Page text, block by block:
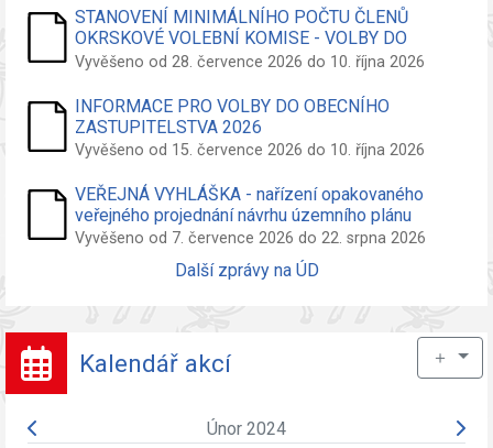
STANOVENÍ MINIMÁLNÍHO POČTU ČLENŮ
OKRSKOVÉ VOLEBNÍ KOMISE - VOLBY DO
ZASTUPITELSTVA OBCE
Vyvěšeno od 28. července 2026 do 10. října 2026
INFORMACE PRO VOLBY DO OBECNÍHO
ZASTUPITELSTVA 2026
Vyvěšeno od 15. července 2026 do 10. října 2026
VEŘEJNÁ VYHLÁŠKA - nařízení opakovaného
veřejného projednání návrhu územního plánu
Vyvěšeno od 7. července 2026 do 22. srpna 2026
Další zprávy na ÚD
Kalendář akcí ＋
Únor 2024